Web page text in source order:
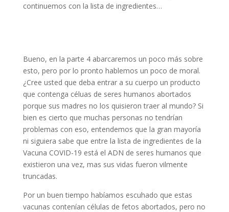
continuemos con la lista de ingredientes…
Bueno, en la parte 4 abarcaremos un poco más sobre
esto, pero por lo pronto hablemos un poco de moral.
¿Cree usted que deba entrar a su cuerpo un producto
que contenga céluas de seres humanos abortados
porque sus madres no los quisieron traer al mundo? Si
bien es cierto que muchas personas no tendrían
problemas con eso, entendemos que la gran mayoría
ni siguiera sabe que entre la lista de ingredientes de la
Vacuna COVID-19 está el ADN de seres humanos que
existieron una vez, mas sus vidas fueron vilmente
truncadas.
Por un buen tiempo habíamos escuhado que estas
vacunas contenían células de fetos abortados, pero no